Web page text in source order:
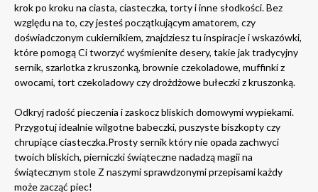
krok po kroku na ciasta, ciasteczka, torty i inne słodkości. Bez
względu na to, czy jesteś początkującym amatorem, czy
doświadczonym cukiernikiem, znajdziesz tu inspiracje i wskazówki,
które pomogą Ci tworzyć wyśmienite desery, takie jak tradycyjny
sernik, szarlotka z kruszonką, brownie czekoladowe, muffinki z
owocami, tort czekoladowy czy drożdżowe bułeczki z kruszonką.
Odkryj radość pieczenia i zaskocz bliskich domowymi wypiekami.
Przygotuj idealnie wilgotne babeczki, puszyste biszkopty czy
chrupiące ciasteczka.Prosty sernik który nie opada zachwyci
twoich bliskich, pierniczki świąteczne nadadzą magii na
świątecznym stole Z naszymi sprawdzonymi przepisami każdy
może zacząć piec!